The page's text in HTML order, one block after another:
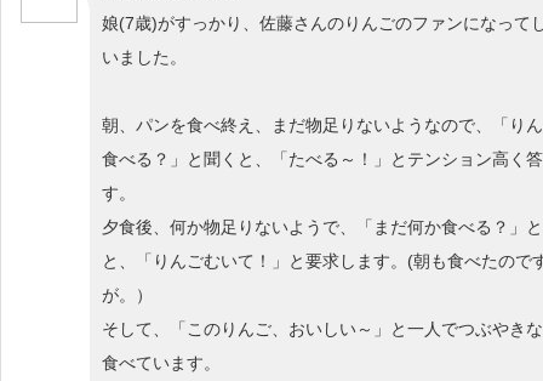
娘(7歳)がすっかり、佐藤さんのりんごのファンになって
いました。
朝、パンを食べ終え、まだ物足りないようなので、「り
食べる？」と聞くと、「たべる～！」とテンション高く
す。
夕食後、何か物足りないようで、「まだ何か食べる？」
と、「りんごむいて！」と要求します。(朝も食べたので
が。）
そして、「このりんご、おいしい～」と一人でつぶやき
食べています。